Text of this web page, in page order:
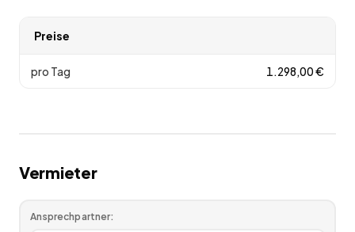
Preise
pro Tag 1.298,00€
Vermieter
Ansprechpartner: